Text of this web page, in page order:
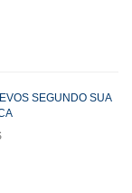
SEGUNDO SUA